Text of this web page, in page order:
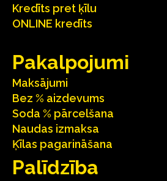
Kredīts pret ķīlu
ONLINE kredīts
Pakalpojumi
Maksājumi
Bez % aizdevums
Soda % pārcelšana
Naudas izmaksa
Ķīlas pagarināšana
Palīdzība